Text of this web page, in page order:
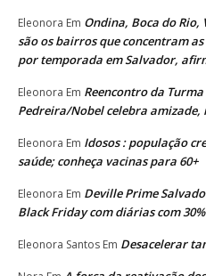
Eleonora Em Ondina, Boca do
são os bairros que concentram
por temporada em Salvador,
Eleonora Em Reencontro da
Pedreira/Nobel celebra
Eleonora Em Idosos : população
saúde; conheça vacinas para 60+
Eleonora Em Deville Prime
Black Friday com diárias com
Eleonora Santos Em Desacelerar